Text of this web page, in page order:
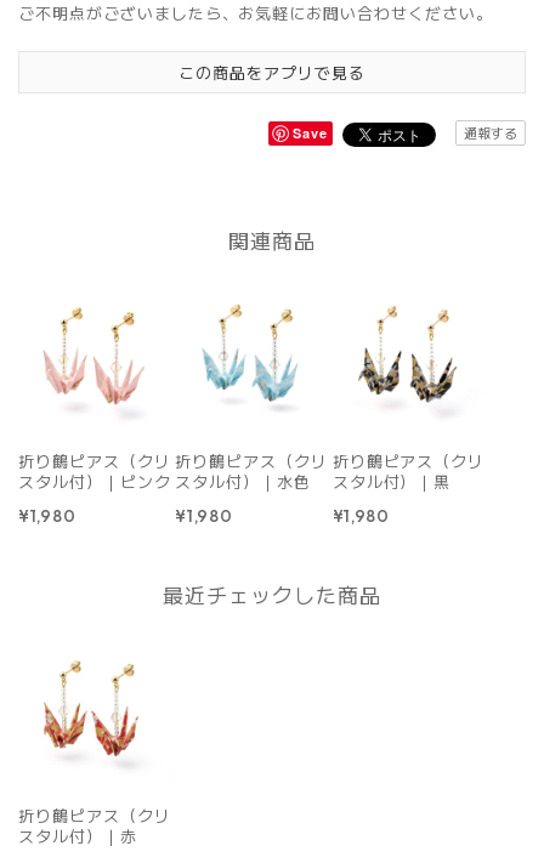
ご不明点がございましたら、お気軽にお問い合わせください。
この商品をアプリで見る
Save 通報する
関連商品
折り鶴ピアス（クリ
スタル付）｜ピンク
¥1,980
折り鶴ピアス（クリ
スタル付）｜水色
¥1,980
折り鶴ピアス（クリ
スタル付）｜黒
¥1,980
最近チェックした商品
折り鶴ピアス（クリ
スタル付）｜赤